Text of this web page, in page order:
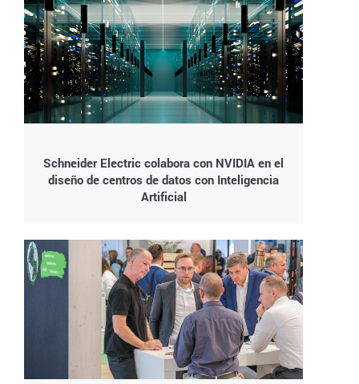
Schneider Electric colabora con NVIDIA en el
diseño de centros de datos con Inteligencia
Artificial